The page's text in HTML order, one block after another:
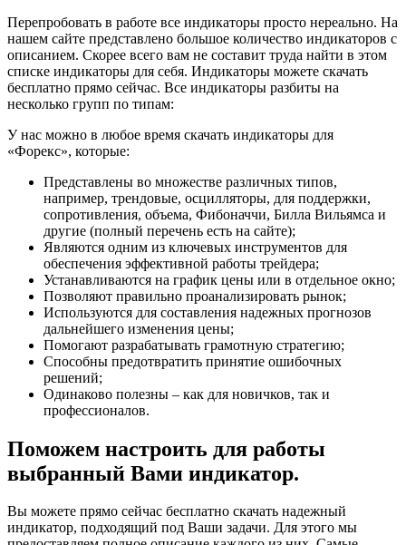
Перепробовать в работе все индикаторы просто нереально. На
нашем сайте представлено большое количество индикаторов с
описанием. Скорее всего вам не составит труда найти в этом
списке индикаторы для себя. Индикаторы можете скачать
бесплатно прямо сейчас. Все индикаторы разбиты на
несколько групп по типам:
У нас можно в любое время скачать индикаторы для
«Форекс», которые:
Представлены во множестве различных типов,
например, трендовые, осцилляторы, для поддержки,
сопротивления, объема, Фибоначчи, Билла Вильямса и
другие (полный перечень есть на сайте);
Являются одним из ключевых инструментов для
обеспечения эффективной работы трейдера;
Устанавливаются на график цены или в отдельное окно;
Позволяют правильно проанализировать рынок;
Используются для составления надежных прогнозов
дальнейшего изменения цены;
Помогают разрабатывать грамотную стратегию;
Способны предотвратить принятие ошибочных
решений;
Одинаково полезны – как для новичков, так и
профессионалов.
Поможем настроить для работы
выбранный Вами индикатор.
Вы можете прямо сейчас бесплатно скачать надежный
индикатор, подходящий под Ваши задачи. Для этого мы